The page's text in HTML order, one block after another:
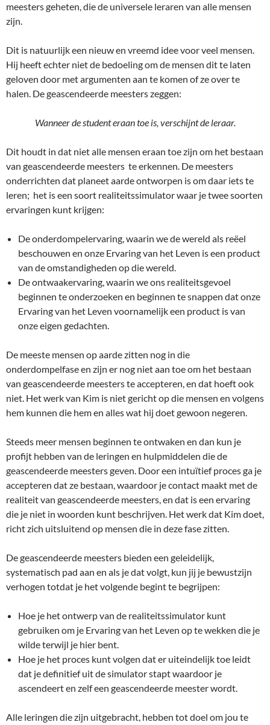
meesters geheten, die de universele leraren van alle mensen
zijn.
Dit is natuurlijk een nieuw en vreemd idee voor veel mensen.
Hij heeft echter niet de bedoeling om de mensen dit te laten
geloven door met argumenten aan te komen of ze over te
halen. De geascendeerde meesters zeggen:
Wanneer de student eraan toe is, verschijnt de leraar.
Dit houdt in dat niet alle mensen eraan toe zijn om het bestaan
van geascendeerde meesters te erkennen. De meesters
onderrichten dat planeet aarde ontworpen is om daar iets te
leren; het is een soort realiteitssimulator waar je twee soorten
ervaringen kunt krijgen:
De onderdompelervaring, waarin we de wereld als reëel
beschouwen en onze Ervaring van het Leven is een product
van de omstandigheden op die wereld.
De ontwaakervaring, waarin we ons realiteitsgevoel
beginnen te onderzoeken en beginnen te snappen dat onze
Ervaring van het Leven voornamelijk een product is van
onze eigen gedachten.
De meeste mensen op aarde zitten nog in die
onderdompelfase en zijn er nog niet aan toe om het bestaan
van geascendeerde meesters te accepteren, en dat hoeft ook
niet. Het werk van Kim is niet gericht op die mensen en volgens
hem kunnen die hem en alles wat hij doet gewoon negeren.
Steeds meer mensen beginnen te ontwaken en dan kun je
profijt hebben van de leringen en hulpmiddelen die de
geascendeerde meesters geven. Door een intuïtief proces ga je
accepteren dat ze bestaan, waardoor je contact maakt met de
realiteit van geascendeerde meesters, en dat is een ervaring
die je niet in woorden kunt beschrijven. Het werk dat Kim doet,
richt zich uitsluitend op mensen die in deze fase zitten.
De geascendeerde meesters bieden een geleidelijk,
systematisch pad aan en als je dat volgt, kun jij je bewustzijn
verhogen totdat je het volgende begint te begrijpen:
Hoe je het ontwerp van de realiteitssimulator kunt
gebruiken om je Ervaring van het Leven op te wekken die je
wilde terwijl je hier bent.
Hoe je het proces kunt volgen dat er uiteindelijk toe leidt
dat je definitief uit de simulator stapt waardoor je
ascendeert en zelf een geascendeerde meester wordt.
Alle leringen die zijn uitgebracht, hebben tot doel om jou te